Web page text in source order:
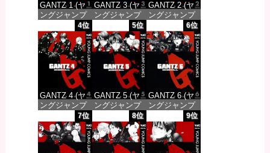
GANTZ 1 (ヤ
ングジャンプ
コミックス
DIGITAL)
価格：¥100
GANTZ 3 (ヤ
ングジャンプ
コミックス
DIGITAL)
価格：¥100
GANTZ 2 (ヤ
ングジャンプ
コミックス
DIGITAL)
価格：¥100
4位
GANTZ 4 (ヤ
ングジャンプ
コミックス
DIGITAL)
価格：¥100
5位
GANTZ 5 (ヤ
ングジャンプ
コミックス
DIGITAL)
価格：¥100
6位
GANTZ 6 (ヤ
ングジャンプ
コミックス
DIGITAL)
価格：¥100
7位 8位 9位